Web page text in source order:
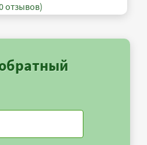
отзывов)